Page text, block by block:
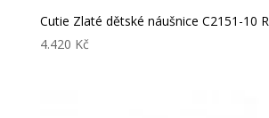
Cutie Zlaté dětské náušnice C2151-10
4.420 Kč